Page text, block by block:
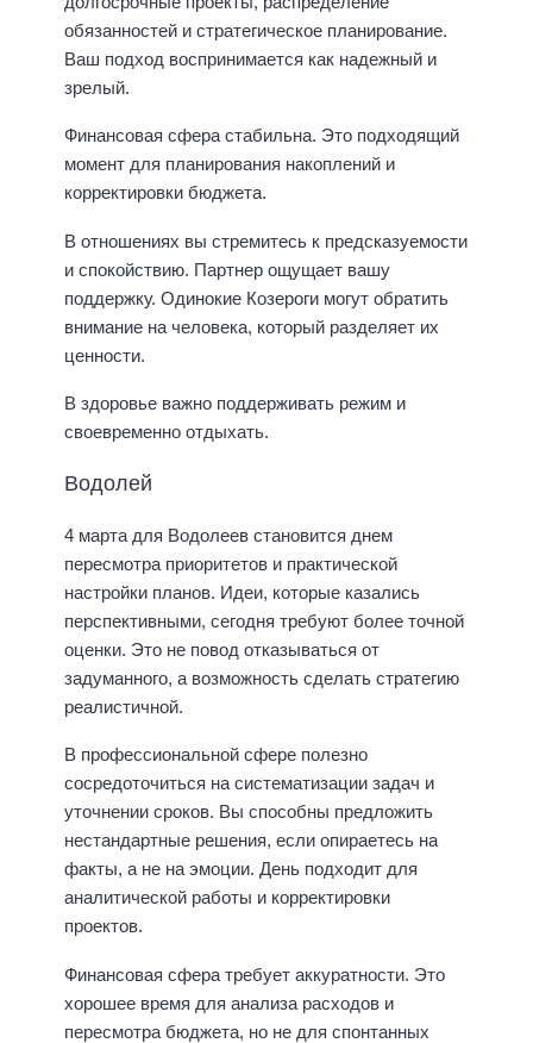
обязанностей и стратегическое планирование.
Ваш подход воспринимается как надежный и
зрелый.
Финансовая сфера стабильна. Это подходящий
момент для планирования накоплений и
корректировки бюджета.
В отношениях вы стремитесь к предсказуемости
и спокойствию. Партнер ощущает вашу
поддержку. Одинокие Козероги могут обратить
внимание на человека, который разделяет их
ценности.
В здоровье важно поддерживать режим и
своевременно отдыхать.
Водолей
4 марта для Водолеев становится днем
пересмотра приоритетов и практической
настройки планов. Идеи, которые казались
перспективными, сегодня требуют более точной
оценки. Это не повод отказываться от
задуманного, а возможность сделать стратегию
реалистичной.
В профессиональной сфере полезно
сосредоточиться на систематизации задач и
уточнении сроков. Вы способны предложить
нестандартные решения, если опираетесь на
факты, а не на эмоции. День подходит для
аналитической работы и корректировки
проектов.
Финансовая сфера требует аккуратности. Это
хорошее время для анализа расходов и
пересмотра бюджета, но не для спонтанных